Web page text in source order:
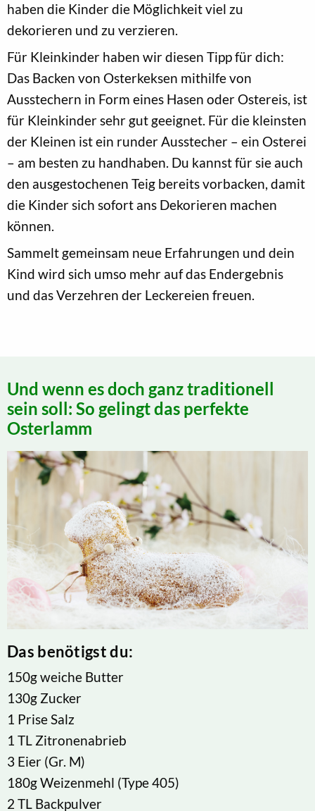
haben die Kinder die Möglichkeit viel zu
dekorieren und zu verzieren.
Für Kleinkinder haben wir diesen Tipp für dich:
Das Backen von Osterkeksen mithilfe von
Ausstechern in Form eines Hasen oder Ostereis, ist
für Kleinkinder sehr gut geeignet. Für die kleinsten
der Kleinen ist ein runder Ausstecher – ein Osterei
– am besten zu handhaben. Du kannst für sie auch
den ausgestochenen Teig bereits vorbacken, damit
die Kinder sich sofort ans Dekorieren machen
können.
Sammelt gemeinsam neue Erfahrungen und dein
Kind wird sich umso mehr auf das Endergebnis
und das Verzehren der Leckereien freuen.
Und wenn es doch ganz traditionell
sein soll: So gelingt das perfekte
Osterlamm
Das benötigst du:
150g weiche Butter
130g Zucker
1 Prise Salz
1 TL Zitronenabrieb
3 Eier (Gr. M)
180g Weizenmehl (Type 405)
2 TL Backpulver